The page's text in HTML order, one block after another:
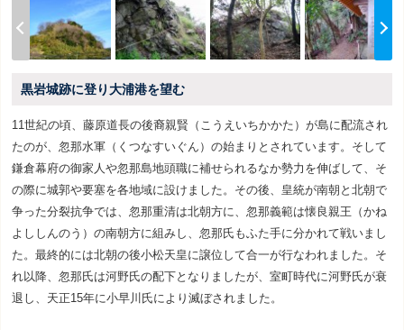
黒岩城跡に登り大浦港を望む
11世紀の頃、藤原道長の後裔親賢（こうえいちかかた）が島に配流され
たのが、忽那水軍（くつなすいぐん）の始まりとされています。そして
鎌倉幕府の御家人や忽那島地頭職に補せられるなか勢力を伸ばして、そ
の際に城郭や要塞を各地域に設けました。その後、皇統が南朝と北朝で
争った分裂抗争では、忽那重清は北朝方に、忽那義範は懐良親王（かね
よししんのう）の南朝方に組みし、忽那氏もふた手に分かれて戦いまし
た。最終的には北朝の後小松天皇に譲位して合一が行なわれました。そ
れ以降、忽那氏は河野氏の配下となりましたが、室町時代に河野氏が衰
退し、天正15年に小早川氏により滅ぼされました。